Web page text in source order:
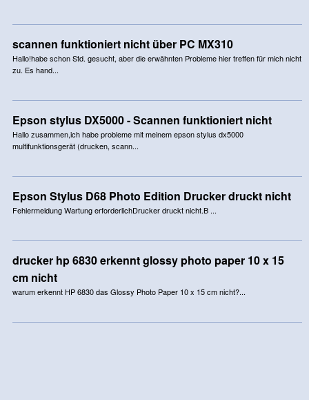
scannen funktioniert nicht über PC MX310
Hallo!habe schon Std. gesucht, aber die erwähnten Probleme hier treffen für mich nicht
zu. Es hand...
Epson stylus DX5000 - Scannen funktioniert nicht
Hallo zusammen,ich habe probleme mit meinem epson stylus dx5000
multifunktionsgerät (drucken, scann...
Epson Stylus D68 Photo Edition Drucker druckt nicht
Fehlermeldung Wartung erforderlichDrucker druckt nicht.B ...
drucker hp 6830 erkennt glossy photo paper 10 x 15
cm nicht
warum erkennt HP 6830 das Glossy Photo Paper 10 x 15 cm nicht?...